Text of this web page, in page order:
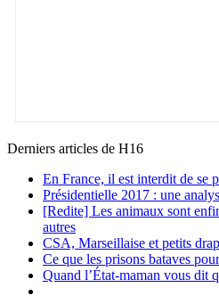
Derniers articles de H16
En France, il est interdit de se
Présidentielle 2017 : une
[Redite] Les animaux sont
autres
CSA, Marseillaise et petits
Ce que les prisons bataves
Quand l’État-maman vous dit